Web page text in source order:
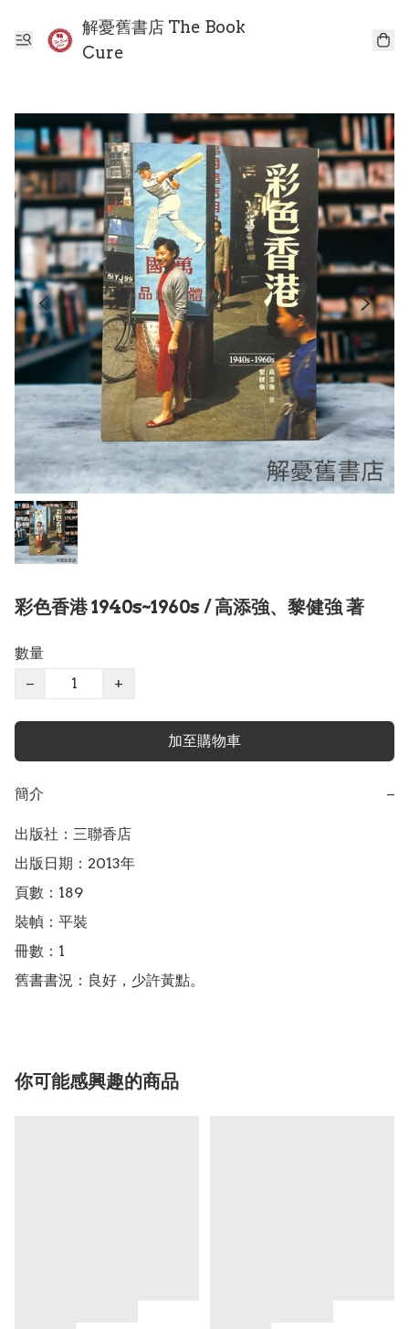
解憂舊書店 The Book
Cure
彩色香港 1940s~1960s / 高添強、黎健強 著
數量
−
+
加至購物車
簡介 −
出版社：三聯香店
出版日期：2013年
頁數：189
裝幀：平裝
冊數：1
舊書書況：良好，少許黃點。
你可能感興趣的商品